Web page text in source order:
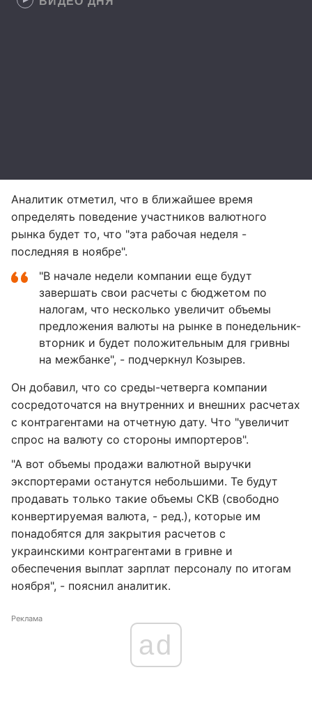
Аналитик отметил, что в ближайшее время
определять поведение участников валютного
рынка будет то, что "эта рабочая неделя -
последняя в ноябре".
"В начале недели компании еще будут
завершать свои расчеты с бюджетом по
налогам, что несколько увеличит объемы
предложения валюты на рынке в понедельник-
вторник и будет положительным для гривны
на межбанке", - подчеркнул Козырев.
Он добавил, что со среды-четверга компании
сосредоточатся на внутренних и внешних расчетах
с контрагентами на отчетную дату. Что "увеличит
спрос на валюту со стороны импортеров".
"А вот объемы продажи валютной выручки
экспортерами останутся небольшими. Те будут
продавать только такие объемы СКВ (свободно
конвертируемая валюта, - ред.), которые им
понадобятся для закрытия расчетов с
украинскими контрагентами в гривне и
обеспечения выплат зарплат персоналу по итогам
ноября", - пояснил аналитик.
Реклама
ad